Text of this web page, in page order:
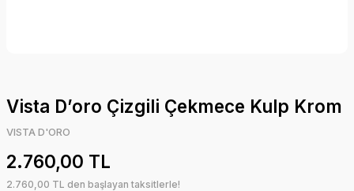
Vista D’oro Çizgili Çekmece Kulp Krom
VISTA D'ORO
2.760,00 TL
2.760,00 TL den başlayan taksitlerle!